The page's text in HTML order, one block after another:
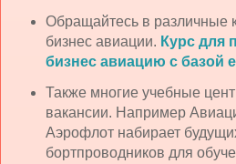
Обращайтесь в различные
бизнес авиации. Курс для
бизнес авиацию с базой
Также многие учебные
вакансии. Например
Аэрофлот набирает
бортпроводников для